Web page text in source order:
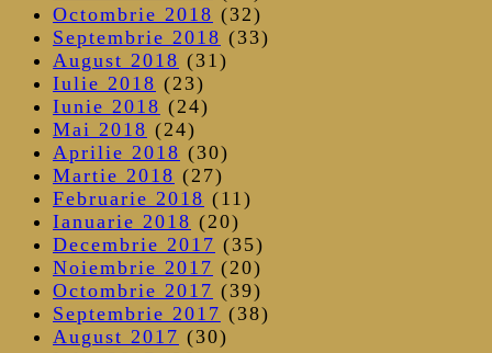
Octombrie 2018 (32)
Septembrie 2018 (33)
August 2018 (31)
Iulie 2018 (23)
Iunie 2018 (24)
Mai 2018 (24)
Aprilie 2018 (30)
Martie 2018 (27)
Februarie 2018 (11)
Ianuarie 2018 (20)
Decembrie 2017 (35)
Noiembrie 2017 (20)
Octombrie 2017 (39)
Septembrie 2017 (38)
August 2017 (30)